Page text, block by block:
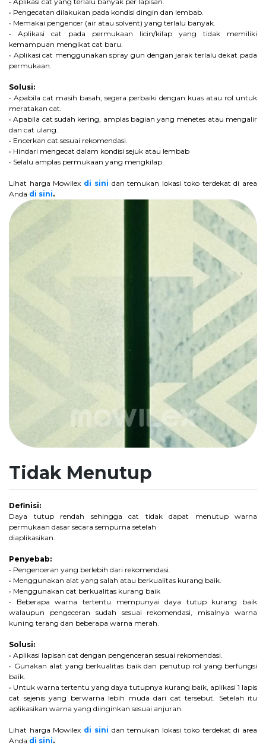
• Pengecatan dilakukan pada kondisi dingin dan lembab.
• Memakai pengencer (air atau solvent) yang terlalu banyak.
• Aplikasi cat pada permukaan licin/kilap yang tidak memiliki
kemampuan mengikat cat baru.
• Aplikasi cat menggunakan spray gun dengan jarak terlalu dekat pada
permukaan.
Solusi:
• Apabila cat masih basah, segera perbaiki dengan kuas atau rol untuk
meratakan cat.
• Apabila cat sudah kering, amplas bagian yang menetes atau mengalir
dan cat ulang.
• Encerkan cat sesuai rekomendasi.
• Hindari mengecat dalam kondisi sejuk atau lembab
• Selalu amplas permukaan yang mengkilap.
Lihat harga Mowilex di sini dan temukan lokasi toko terdekat di area
Anda di sini.
Tidak Menutup
Definisi:
Daya tutup rendah sehingga cat tidak dapat menutup warna
permukaan dasar secara sempurna setelah
diaplikasikan.
Penyebab:
• Pengenceran yang berlebih dari rekomendasi.
• Menggunakan alat yang salah atau berkualitas kurang baik.
• Menggunakan cat berkualitas kurang baik
• Beberapa warna tertentu mempunyai daya tutup kurang baik
walaupun pengeceran sudah sesuai rekomendasi, misalnya warna
kuning terang dan beberapa warna merah.
Solusi:
• Aplikasi lapisan cat dengan pengenceran sesuai rekomendasi.
• Gunakan alat yang berkualitas baik dan penutup rol yang berfungsi
baik.
• Untuk warna tertentu yang daya tutupnya kurang baik, aplikasi 1 lapis
cat sejenis yang berwarna lebih muda dari cat tersebut. Setelah itu
aplikasikan warna yang diinginkan sesuai anjuran.
Lihat harga Mowilex di sini dan temukan lokasi toko terdekat di area
Anda di sini.